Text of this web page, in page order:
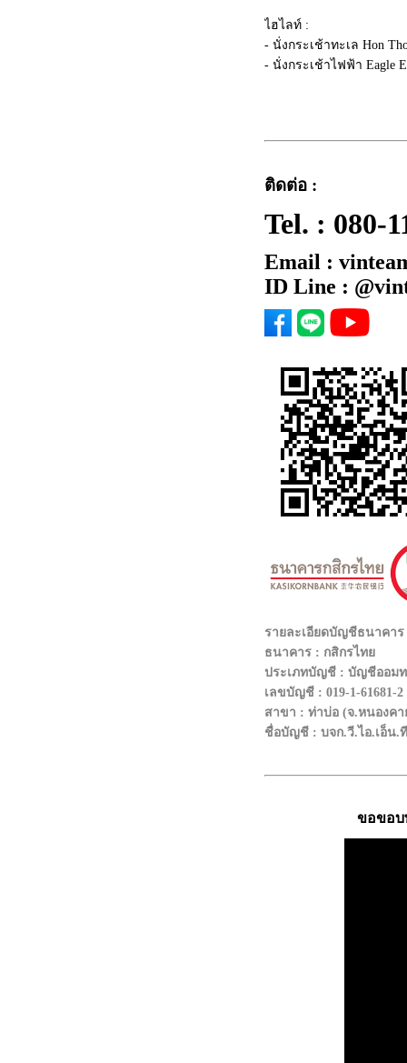
ไฮไลท์ :
- นั่งกระเช้าทะเล Hon
- นั่งกระเช้าไฟฟ้า Eagle
- สวนสนุก Vin Wonder
- Grand World Phu Quoc
ติดต่อ :
Tel. : 080-
Email :
ID Line :
รายละเอียดบัญชีธนาคาร
ธนาคาร : กสิกรไทย
ประเภทบัญชี : บัญชีออม
เลขบัญชี : 019-1-61681-2
สาขา : ท่าบ่อ (จ.หนองคา
ชื่อบัญชี : บจก.วี.ไอ.เอ็น.
ขอขอบ